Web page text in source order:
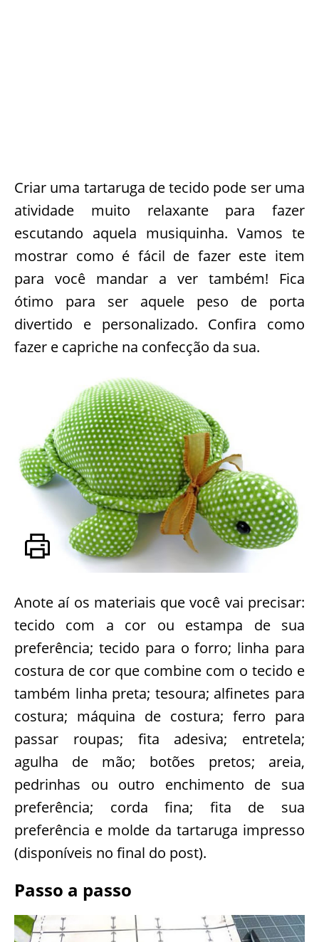
Criar uma tartaruga de tecido pode ser uma
atividade muito relaxante para fazer
escutando aquela musiquinha. Vamos te
mostrar como é fácil de fazer este item
para você mandar a ver também! Fica
ótimo para ser aquele peso de porta
divertido e personalizado. Confira como
fazer e capriche na confecção da sua.
Anote aí os materiais que você vai precisar:
tecido com a cor ou estampa de sua
preferência; tecido para o forro; linha para
costura de cor que combine com o tecido e
também linha preta; tesoura; alfinetes para
costura; máquina de costura; ferro para
passar roupas; fita adesiva; entretela;
agulha de mão; botões pretos; areia,
pedrinhas ou outro enchimento de sua
preferência; corda fina; fita de sua
preferência e molde da tartaruga impresso
(disponíveis no final do post).
Passo a passo